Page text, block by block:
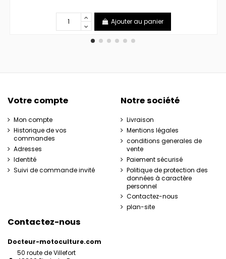
Ajouter au panier
Votre compte
Mon compte
Historique de vos
commandes
Adresses
Identité
Suivi de commande invité
Notre société
Livraison
Mentions légales
conditions generales de
vente
Paiement sécurisé
Politique de protection des
données à caractère
personnel
Contactez-nous
plan-site
Contactez-nous
Docteur-motoculture.com
50 route de Villefort